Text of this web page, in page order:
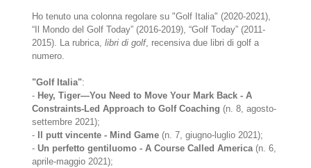
Ho tenuto una colonna regolare su "Golf Italia" (2020-2021),
“Il Mondo del Golf Today” (2016-2019), “Golf Today” (2011-
2015). La rubrica,libri di golf, recensiva due libri di golf a
numero.
"Golf Italia":
- Hey, Tiger—You Need to Move Your Mark Back - A
Constraints-Led Approach to Golf Coaching (n. 8, agosto-
settembre 2021);
-
Il putt vincente - Mind Game (n. 7, giugno-luglio 2021);
-Un perfetto gentiluomo - A Course Called America(n. 6,
aprile-maggio 2021);